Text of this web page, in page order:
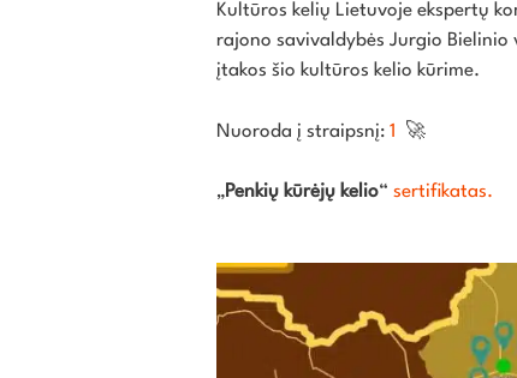
Kultūros kelių Lietuvoje ekspertų
rajono savivaldybės Jurgio
įtakos šio kultūros kelio kūrime.
Nuoroda į straipsnį: 1 🚀
„Penkių kūrėjų kelio“ sertifikatas.